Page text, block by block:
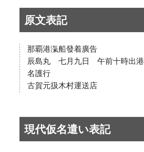
原文表記
那覇港滊船發着廣告
辰島丸 七月九日 午前十時出港
名護行
古賀元扱木村運送店
現代仮名遣い表記